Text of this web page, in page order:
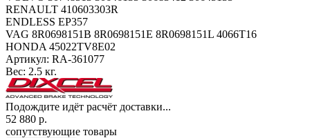
RENAULT 410603303R
ENDLESS EP357
VAG 8R0698151B 8R0698151E 8R0698151L 4066T16
HONDA 45022TV8E02
Артикул: RA-361077
Вес: 2.5 кг.
Подождите идёт расчёт доставки...
52 880 р.
сопутствующие товары